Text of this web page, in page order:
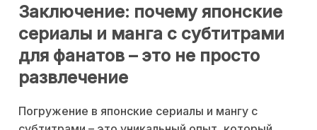
Заключение: почему японские
сериалы и манга с субтитрами
для фанатов – это не просто
развлечение
Погружение в японские сериалы и мангу с